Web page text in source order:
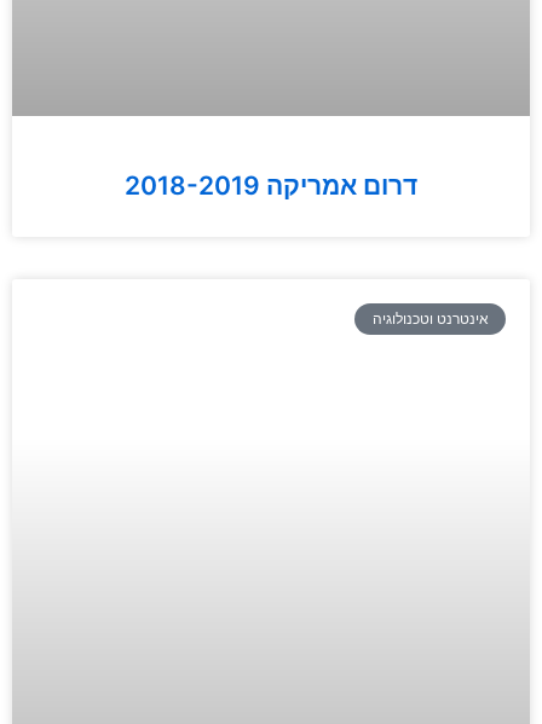
דרום אמריקה 2018-2019
אינטרנט וטכנולוגיה